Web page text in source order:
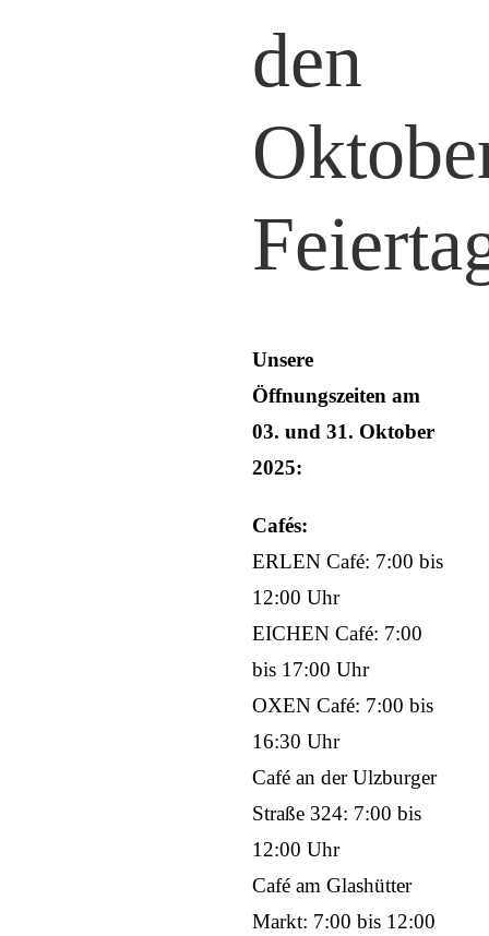
Kontaktden
Unsere
Öffnungszeiten am
03. und 31. Oktober
2025:
Cafés:
ERLEN Café: 7:00 bis
12:00 Uhr
EICHEN Café: 7:00
bis 17:00 Uhr
OXEN Café: 7:00 bis
16:30 Uhr
Café an der Ulzburger
Straße 324: 7:00 bis
12:00 Uhr
Café am Glashütter
Markt: 7:00 bis 12:00